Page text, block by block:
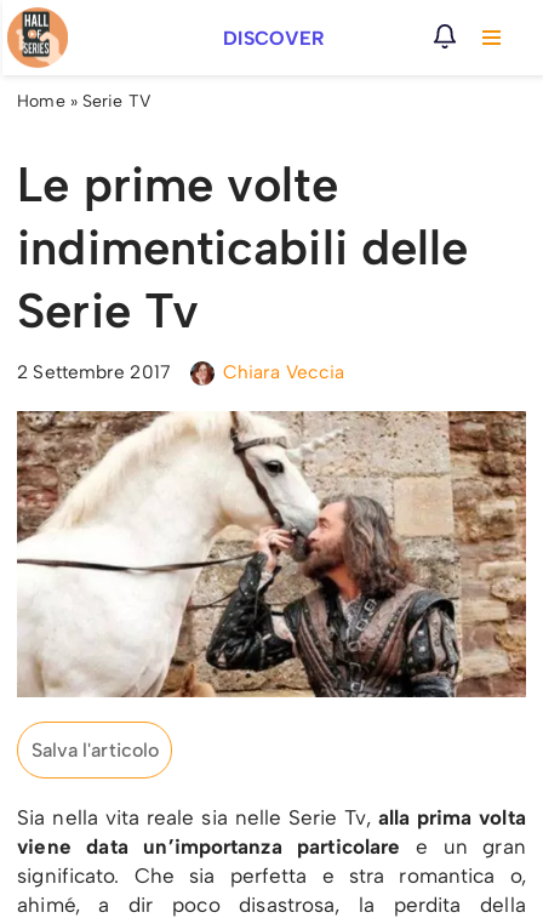
Vai
al
DISCOVER
Home» Serie TV
Le prime volte
indimenticabili delle
Serie Tv
2 Settembre 2017 Chiara Veccia
Salva l'articolo
Sia nella vita reale sia nelle Serie Tv, alla prima volta
viene data un’importanza particolare e un gran
significato. Che sia perfetta e stra romantica o,
ahimé, a dir poco disastrosa, la perdita della